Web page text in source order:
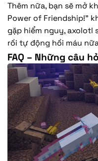
Thêm nữa, bạn sẽ mở
Power of Friendship!”
gặp hiểm nguy, axolotl
rồi tự động hồi máu
FAQ – Những câu